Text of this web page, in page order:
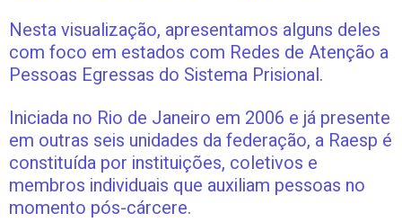
Nesta visualização, apresentamos alguns deles
com foco em estados com Redes de Atenção a
Pessoas Egressas do Sistema Prisional.
Iniciada no Rio de Janeiro em 2006 e já presente
em outras seis unidades da federação, a Raesp é
constituída por instituições, coletivos e
membros individuais que auxiliam pessoas no
momento pós-cárcere.